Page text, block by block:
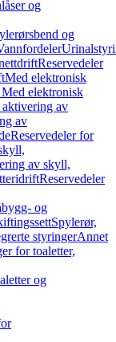
og
og
Reservedeler
Med elektronisk
elektronisk
av
av
Reservedeler for
av skyll,
Reservedeler
og
Spylerør,
styringerAnnet
for toaletter,
og